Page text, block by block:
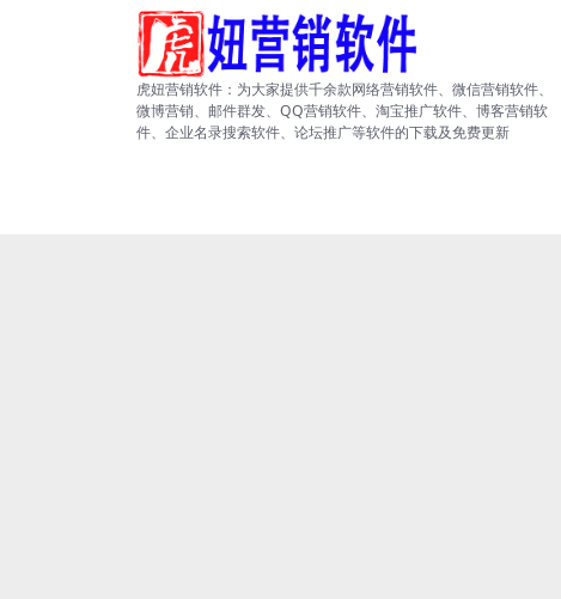
虎妞营销软件：为大家提供千余款网络营销软件、微信营销软件、
微博营销、邮件群发、QQ营销软件、淘宝推广软件、博客营销软
件、企业名录搜索软件、论坛推广等软件的下载及免费更新